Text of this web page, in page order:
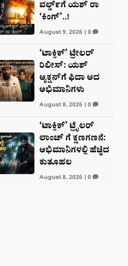
ವರ್ಲ್ಡ್‌‌ಗೆ ಯಶ್ ರಾ
‘ಕಿಂಗ್’..!
August 9, 2026| 0
‘ಟಾಕ್ಸಿಕ್’ ಟ್ರೇಲರ್
ರಿಲೀಸ್: ಯಶ್‌
ಆ್ಯಕ್ಷನ್‌ಗೆ ಫಿದಾ ಆದ
ಅಭಿಮಾನಿಗಳು
August 8, 2026| 0
‘ಟಾಕ್ಸಿಕ್’ ಟ್ರೈಲರ್‌
ಲಾಂಚ್ ಗೆ ಕ್ಷಣಗಣನೆ:
ಅಭಿಮಾನಿಗಳಲ್ಲಿ ಹೆಚ್ಚಿದ
ಕುತೂಹಲ
August 8, 2026| 0